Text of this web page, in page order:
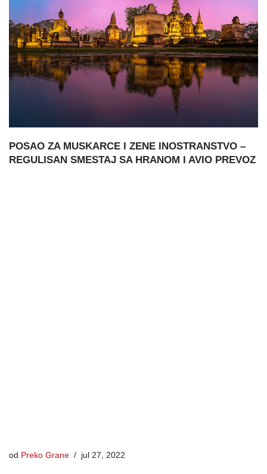
POSAO ZA MUSKARCE I ZENE INOSTRANSTVO –
REGULISAN SMESTAJ SA HRANOM I AVIO PREVOZ
od Preko Grane jul 27, 2022